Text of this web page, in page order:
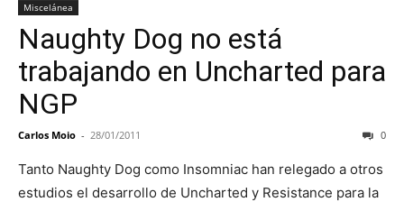
Miscelánea
Naughty Dog no está
trabajando en Uncharted para
NGP
Carlos Moio - 28/01/2011 0
Tanto Naughty Dog como Insomniac han relegado a otros
estudios el desarrollo de Uncharted y Resistance para la